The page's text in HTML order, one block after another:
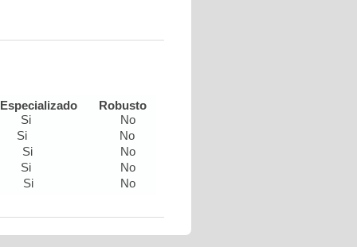
Especializado
Robusto
Si
No
Si
No
Si
No
Si
No
Si No